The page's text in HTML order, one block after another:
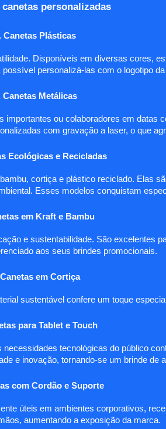
personalizadas
Canetas Plásticas
Disponíveis em diversas cores,
personalizá-las com o logotipo
Canetas Metálicas
ou colaboradores em datas
com gravação a laser, o que
Ecológicas e Recicladas
cortiça e plástico reciclado. Elas
Esses modelos conquistam
em Kraft e Bambu
e sustentabilidade. São excelentes
aos seus brindes promocionais.
em Cortiça
sustentável confere um toque
para Tablet e Touch
necessidades tecnológicas do público
e inovação, tornando-se um brinde de
com Cordão e Suporte
úteis em ambientes corporativos,
aumentando a exposição da marca.